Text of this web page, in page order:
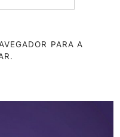
PARA A